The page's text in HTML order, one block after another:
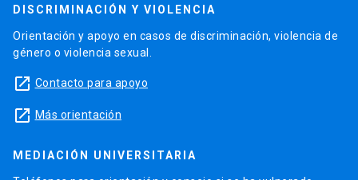
DISCRIMINACIÓN Y VIOLENCIA
Orientación y apoyo en casos de discriminación, violencia de
género o violencia sexual.
launch Contacto para apoyo
launch Más orientación
MEDIACIÓN UNIVERSITARIA